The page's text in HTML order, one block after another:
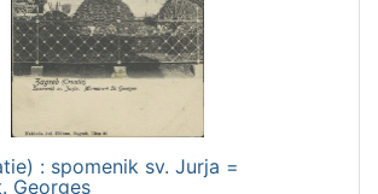
: spomenik sv. Jurja =
Georges